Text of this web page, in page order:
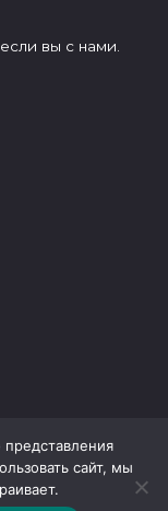
вы с нами.
сайт, мы